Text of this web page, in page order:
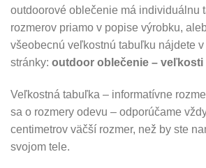
outdoorové oblečenie má individuálnu
rozmerov priamo v popise výrobku,
všeobecnú veľkostnú tabuľku nájdete
stránky: outdoor oblečenie – veľkosti
Veľkostná tabuľka – informatívne
sa o rozmery odevu – odporúčame
centimetrov väčší rozmer, než by ste
svojom tele.